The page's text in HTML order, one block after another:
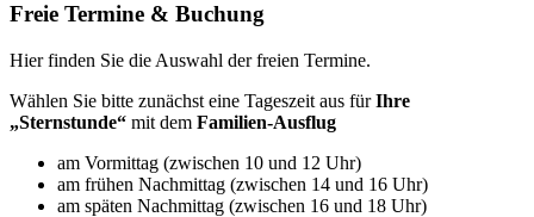
Freie Termine & Buchung
Hier finden Sie die Auswahl der freien Termine.
Wählen Sie bitte zunächst eine Tageszeit aus fürIhre
„Sternstunde“ mit dem Familien-Ausflug
am Vormittag (zwischen 10 und 12 Uhr)
am frühen Nachmittag (zwischen 14 und 16 Uhr)
am späten Nachmittag (zwischen 16 und 18 Uhr)